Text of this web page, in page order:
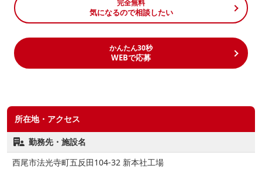
完全無料
気になるので相談したい
かんたん30秒
WEBで応募
所在地・アクセス
勤務先・施設名
西尾市法光寺町五反田104-32 新本社工場